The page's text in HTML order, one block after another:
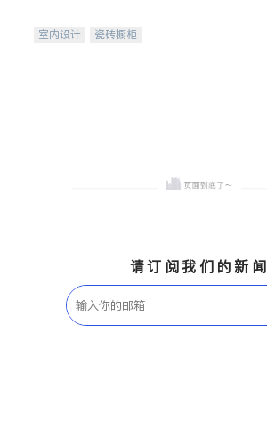
室内设计
瓷砖橱柜
请订阅我们的新闻